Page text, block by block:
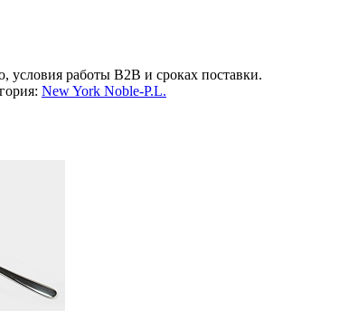
условия работы В2В и сроках поставки.
New York Noble-P.L.